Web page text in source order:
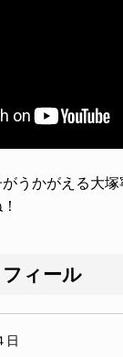
うかがえる大
ィール
日